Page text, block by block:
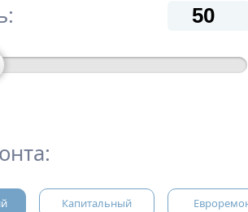
Капитальный